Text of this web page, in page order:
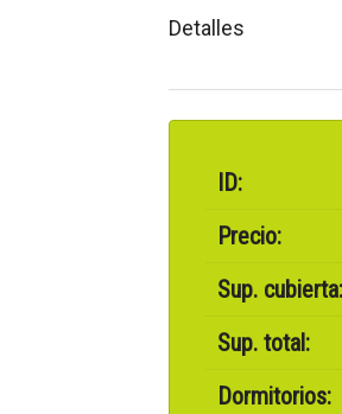
Detalles
ID:
Precio:
Sup. cubierta:
Sup. total:
Dormitorios: